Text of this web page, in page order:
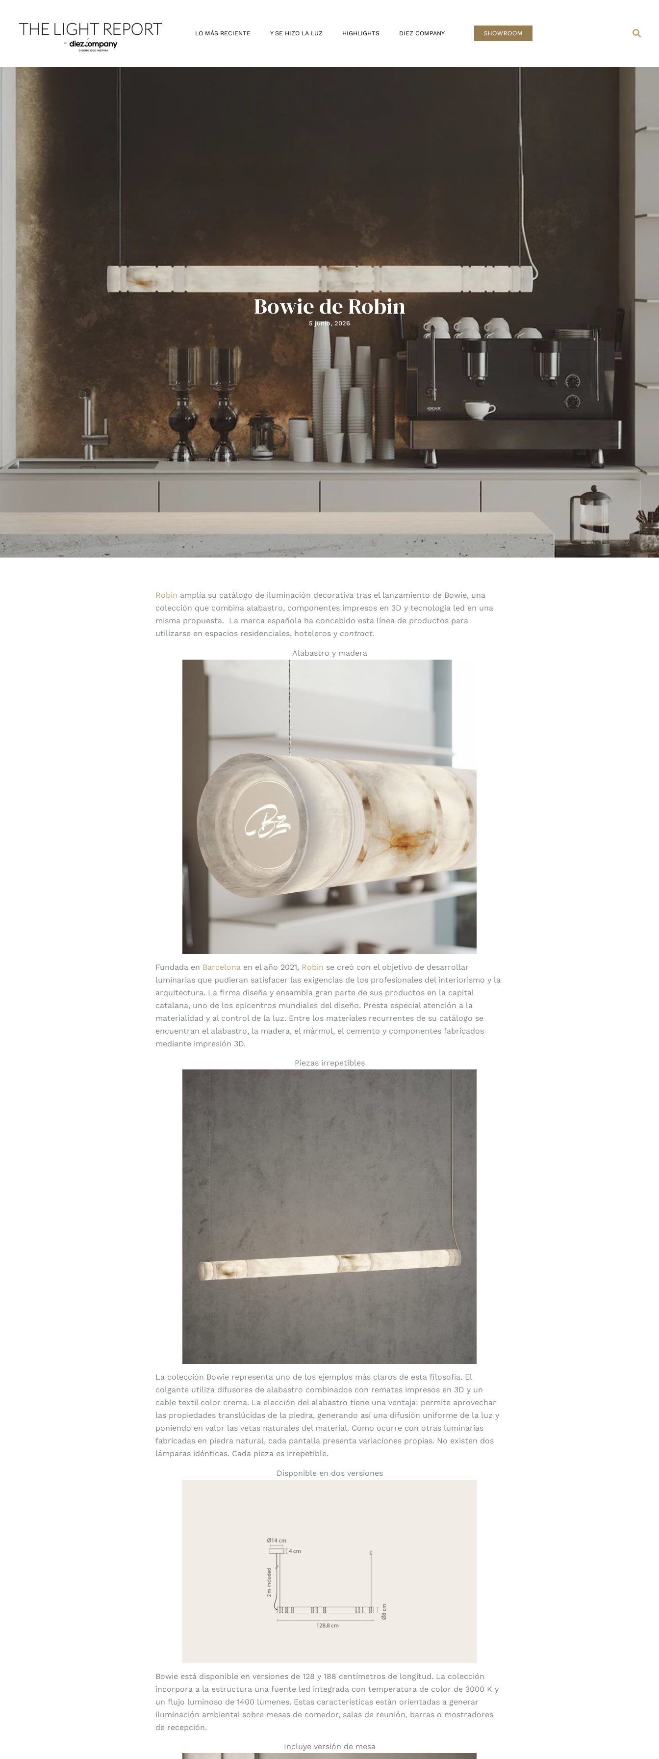
contenido
LO MÁS RECIENTE Y SE HIZO LA LUZ HIGHLIGHTS DIEZ COMPANY SHOWROOM
Bowie de Robin
5 junio, 2026
Robin amplía su catálogo de iluminación decorativa tras el lanzamiento de Bowie, una
colección que combina alabastro, componentes impresos en 3D y tecnología led en una
misma propuesta. La marca española ha concebido esta línea de productos para
utilizarse en espacios residenciales, hoteleros y contract.
Alabastro y madera
Fundada en Barcelona en el año 2021, Robin se creó con el objetivo de desarrollar
luminarias que pudieran satisfacer las exigencias de los profesionales del interiorismo y la
arquitectura. La firma diseña y ensambla gran parte de sus productos en la capital
catalana, uno de los epicentros mundiales del diseño. Presta especial atención a la
materialidad y al control de la luz. Entre los materiales recurrentes de su catálogo se
encuentran el alabastro, la madera, el mármol, el cemento y componentes fabricados
mediante impresión 3D.
Piezas irrepetibles
La colección Bowie representa uno de los ejemplos más claros de esta filosofía. El
colgante utiliza difusores de alabastro combinados con remates impresos en 3D y un
cable textil color crema. La elección del alabastro tiene una ventaja: permite aprovechar
las propiedades translúcidas de la piedra, generando así una difusión uniforme de la luz y
poniendo en valor las vetas naturales del material. Como ocurre con otras luminarias
fabricadas en piedra natural, cada pantalla presenta variaciones propias. No existen dos
lámparas idénticas. Cada pieza es irrepetible.
Disponible en dos versiones
Bowie está disponible en versiones de 128 y 188 centímetros de longitud. La colección
incorpora a la estructura una fuente led integrada con temperatura de color de 3000 K y
un flujo luminoso de 1400 lúmenes. Estas características están orientadas a generar
iluminación ambiental sobre mesas de comedor, salas de reunión, barras o mostradores
de recepción.
Incluye versión de mesa